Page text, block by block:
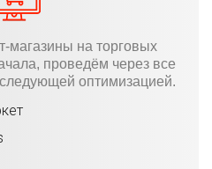
магазины на торговых
проведём через все
оптимизацией.